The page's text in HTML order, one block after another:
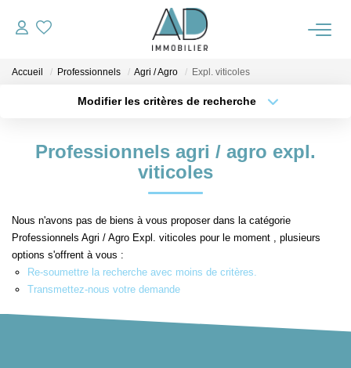
ACCUEIL
NOTRE AGENCE
ALERTE IMMO
OUTILS
Accueil Professionnels Agri / Agro Expl. viticoles
Modifier les critères de recherche
Type de bien
Surface min
Créer une alerte
Professionnels agri / agro expl.
viticoles
Nous n'avons pas de biens à vous proposer dans la catégorie
Professionnels Agri / Agro Expl. viticoles pour le moment , plusieurs
options s'offrent à vous :
Re-soumettre la recherche avec moins de critères.
Transmettez-nous votre demande